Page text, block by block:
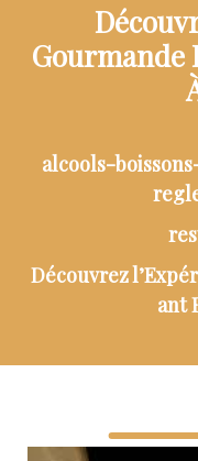
Gourmande
alcools-
Découvrez
ant